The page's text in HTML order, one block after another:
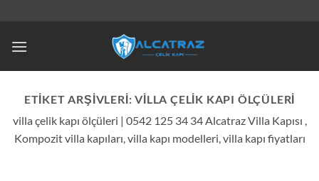
ETIKET ARŞIVLERI:VILLA ÇELIK KAPI ÖLÇÜLERI
villa çelik kapı ölçüleri | 0542 125 34 34 Alcatraz Villa Kapısı ,
Kompozit villa kapıları, villa kapı modelleri, villa kapı fiyatları